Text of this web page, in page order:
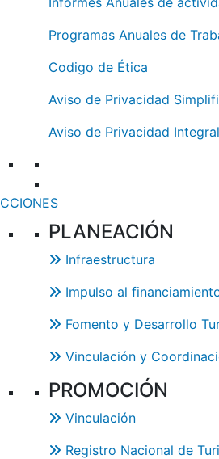
Programas Anuales de
Codigo de Ética
Aviso de Privacidad
Aviso de Privacidad Integral
PLANEACIÓN
Infraestructura
Impulso al
Fomento y Desarrollo
Vinculación y
PROMOCIÓN
Vinculación
Registro Nacional de